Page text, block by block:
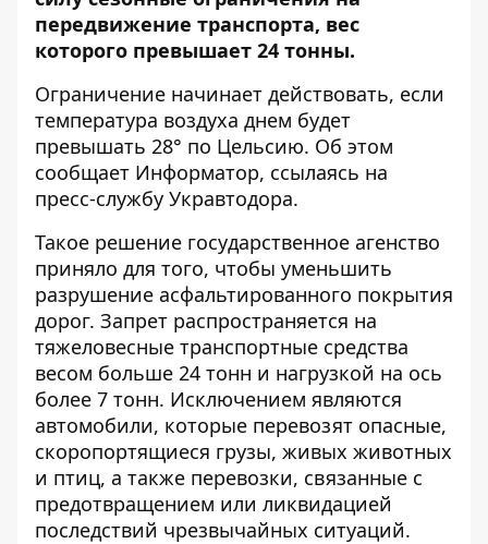
передвижение транспорта, вес
которого превышает 24 тонны.
Ограничение начинает действовать, если
температура воздуха днем будет
превышать 28° по Цельсию. Об этом
сообщает Информатор, ссылаясь на
пресс-службу Укравтодора.
Такое решение государственное агенство
приняло для того, чтобы уменьшить
разрушение асфальтированного покрытия
дорог. Запрет распространяется на
тяжеловесные транспортные средства
весом больше 24 тонн и нагрузкой на ось
более 7 тонн. Исключением являются
автомобили, которые перевозят опасные,
скоропортящиеся грузы, живых животных
и птиц, а также перевозки, связанные с
предотвращением или ликвидацией
последствий чрезвычайных ситуаций.